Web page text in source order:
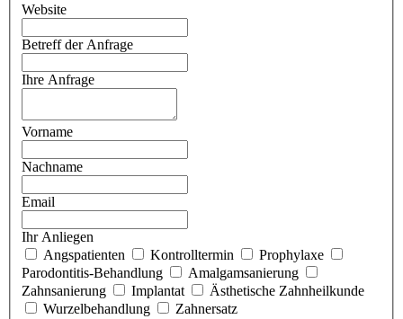
Website
Betreff der Anfrage
Ihre Anfrage
Vorname
Nachname
Email
Ihr Anliegen
Angspatienten
Kontrolltermin
Prophylaxe
Parodontitis-Behandlung
Amalgamsanierung
Zahnsanierung
Implantat
Ästhetische Zahnheilkunde
Wurzelbehandlung
Zahnersatz